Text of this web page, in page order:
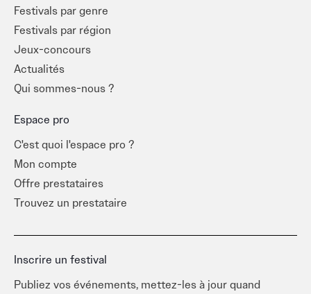
Festivals par genre
Festivals par région
Jeux-concours
Actualités
Qui sommes-nous ?
Espace pro
C'est quoi l'espace pro ?
Mon compte
Offre prestataires
Trouvez un prestataire
Inscrire un festival
Publiez vos événements, mettez-les à jour quand